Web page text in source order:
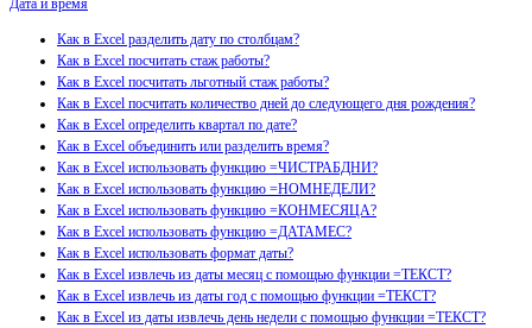
Как в Excel разделить дату по столбцам?
Как в Excel посчитать стаж работы?
Как в Excel посчитать льготный стаж работы?
Как в Excel посчитать количество дней до следующего дня рождения?
Как в Excel определить квартал по дате?
Как в Excel объединить или разделить время?
Как в Excel использовать функцию =ЧИСТРАБДНИ?
Как в Excel использовать функцию =НОМНЕДЕЛИ?
Как в Excel использовать функцию =КОНМЕСЯЦА?
Как в Excel использовать функцию =ДАТАМЕС?
Как в Excel использовать формат даты?
Как в Excel извлечь из даты месяц с помощью функции =ТЕКСТ?
Как в Excel извлечь из даты год с помощью функции =ТЕКСТ?
Как в Excel из даты извлечь день недели с помощью функции =ТЕКСТ?